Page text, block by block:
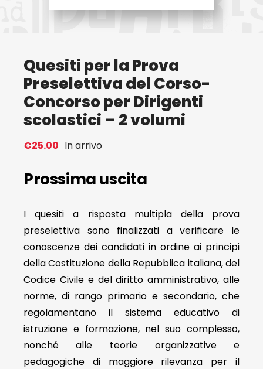
Quesiti per la Prova
Preselettiva del Corso-
Concorso per Dirigenti
scolastici – 2 volumi
€25.00 In arrivo
Prossima uscita
I quesiti a risposta multipla della prova
preselettiva sono finalizzati a verificare le
conoscenze dei candidati in ordine ai principi
della Costituzione della Repubblica italiana, del
Codice Civile e del diritto amministrativo, alle
norme, di rango primario e secondario, che
regolamentano il sistema educativo di
istruzione e formazione, nel suo complesso,
nonché alle teorie organizzative e
pedagogiche di maggiore rilevanza per il